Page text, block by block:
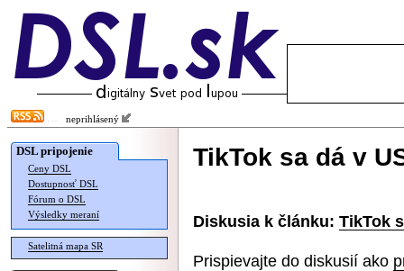
neprihlásený
DSL pripojenie
Ceny DSL
Dostupnosť DSL
Fórum o DSL
Výsledky meraní
Satelitná mapa SR
TikTok sa dá v
Diskusia k článku: TikTok
Prispievajte do diskusií ako